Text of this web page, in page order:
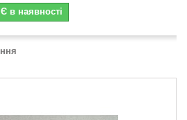
Є в наявності